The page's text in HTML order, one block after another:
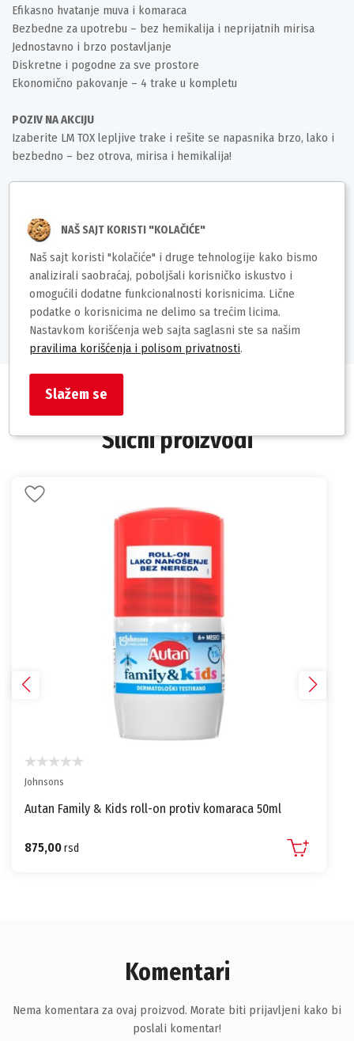
Efikasno hvatanje muva i komaraca
Bezbedne za upotrebu – bez hemikalija i neprijatnih mirisa
Jednostavno i brzo postavljanje
Diskretne i pogodne za sve prostore
Ekonomično pakovanje – 4 trake u kompletu
POZIV NA AKCIJU
Izaberite LM TOX lepljive trake i rešite se napasnika brzo, lako i
bezbedno – bez otrova, mirisa i hemikalija!
Brend: LM TOX
Uvoznik/Proizvođač: Lomax Company doo
Zemlja porekla: EU
Prava potrošača: U skladu sa Zakonom o zaštiti potrošača
Barkod: 8606101331597
Slični proizvodi
Johnsons
Autan Family & Kids roll-on protiv komaraca 50ml
875,00rsd
Komentari
Nema komentara za ovaj proizvod. Morate biti prijavljeni kako bi
poslali komentar!
NAŠ SAJT KORISTI "KOLAČIĆE"
Naš sajt koristi "kolačiće" i druge tehnologije kako bismo
analizirali saobraćaj, poboljšali korisničko iskustvo i
omogućili dodatne funkcionalnosti korisnicima. Lične
podatke o korisnicima ne delimo sa trećim licima.
Nastavkom korišćenja web sajta saglasni ste sa našim
pravilima korišćenja i polisom privatnosti.
Slažem se